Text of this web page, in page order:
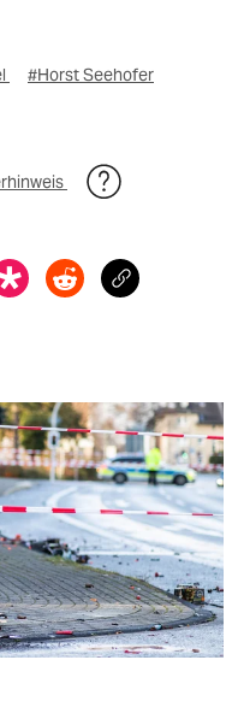
#Horst Seehofer